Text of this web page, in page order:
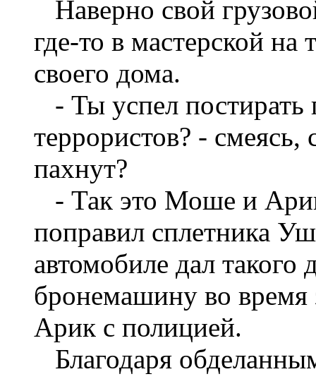
Наверно свой
где-то в мастерской на
своего дома.
- Ты успел постирать
террористов? -
пахнут?
- Так это Моше и
поправил сплетника
автомобиле дал такого
бронемашину во время
Арик с полицией.
Благодаря